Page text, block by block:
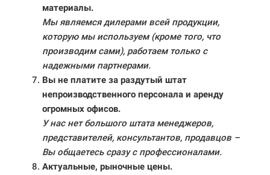
материалы.
Мы являемся дилерами всей продукции,
которую мы используем (кроме того, что
производим сами), работаем только с
надежными партнерами.
Вы не платите за раздутый штат
непроизводственного персонала и аренду
огромных офисов.
У нас нет большого штата менеджеров,
представителей, консультантов, продавцов –
Вы общаетесь сразу с профессионалами.
Актуальные, рыночные цены.